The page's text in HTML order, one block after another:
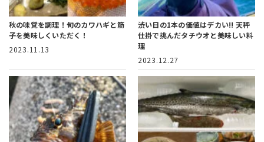
秋の味覚を調理！ 旬のカワハギと筋
子を美味しくいただく！
2023.11.13
渋い日の1本の価値はデカい!! 天秤
仕掛で挑んだタチウオと美味しい料
理
2023.12.27